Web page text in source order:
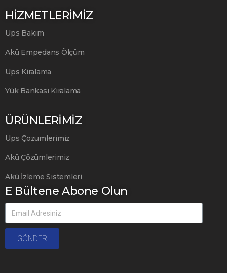
HİZMETLERİMİZ
Ups Bakım
Akü Empedans Ölçüm
Ups Kiralama
Yük Bankası Kiralama
ÜRÜNLERİMİZ
Ups Çözümlerimiz
Akü Çözümlerimiz
Akü İzleme Sistemleri
E Bültene Abone Olun
GÖNDER